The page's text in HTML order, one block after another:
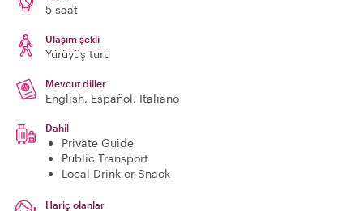
5 saat
Ulaşım şekli
Yürüyüş turu
Mevcut diller
English, Español, Italiano
Dahil
Private Guide
Public Transport
Local Drink or Snack
Hariç olanlar